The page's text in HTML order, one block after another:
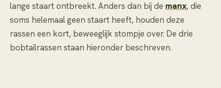
lange staart ontbreekt. Anders dan bij de manx, die
soms helemaal geen staart heeft, houden deze
rassen een kort, beweeglijk stompje over. De drie
bobtailrassen staan hieronder beschreven.